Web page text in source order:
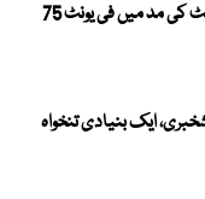
بجلی مزید مہنگی، فیول ایڈجسٹمنٹ کی مد میں فی یونٹ 75
ایک بنیادی تنخواہ